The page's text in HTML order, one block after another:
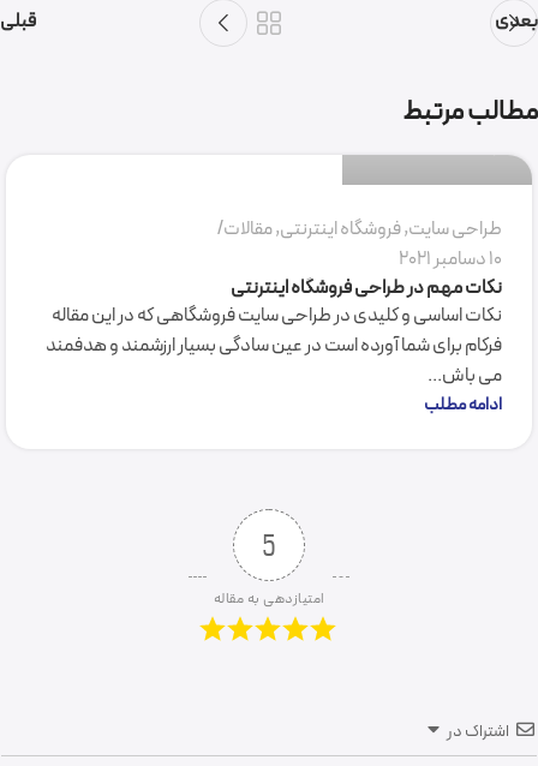
بعدی قبلی
مطالب مرتبط
طراحی سایت,فروشگاه اینترنتی,مقالات
10 دسامبر 2021
نکات مهم در طراحی فروشگاه اینترنتی
نکات اساسی و کلیدی در طراحی سایت فروشگاهی که در این مقاله
فرکام برای شما آورده است در عین سادگی بسیار ارزشمند و هدفمند
می باش...
ادامه مطلب
5
امتیازدهی به مقاله
اشتراک در